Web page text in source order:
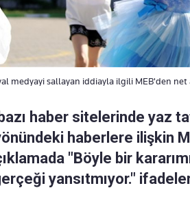
medyayi sallayan iddiayla ilgili MEB'den net
haber sitelerinde yaz
haberlere ilişkin
"Böyle bir
yansıtmıyor."